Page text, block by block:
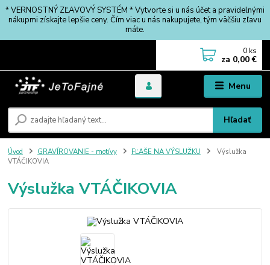
* VERNOSTNÝ ZĽAVOVÝ SYSTÉM * Vytvorte si u nás účet a pravidelnými
nákupmi získajte lepšie ceny. Čím viac u nás nakupujete, tým väčšiu zľavu
máte.
Menu
Hľadať
0 ks
za 0,00 €
Úvod GRAVÍROVANIE - motívy FĽAŠE NA VÝSLUŽKU
Výslužka
VTÁČIKOVIA
Výslužka VTÁČIKOVIA